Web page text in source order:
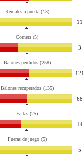
Remates a puerta (13)
11
Corners (5)
3
Balones perdidos (258)
Balones recuperados (135)
68
Faltas (25)
14
Fueras de juego (5)
5